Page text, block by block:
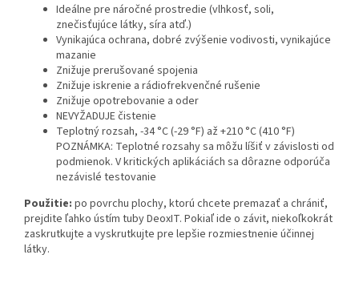
Ideálne pre náročné prostredie (vlhkosť, soli,
znečisťujúce látky, síra atď.)
Vynikajúca ochrana, dobré zvýšenie vodivosti, vynikajúce
mazanie
Znižuje prerušované spojenia
Znižuje iskrenie a rádiofrekvenčné rušenie
Znižuje opotrebovanie a oder
NEVYŽADUJE čistenie
Teplotný rozsah, -34 °C (-29 °F) až +210 °C (410 °F)
POZNÁMKA: Teplotné rozsahy sa môžu líšiť v závislosti od
podmienok. V kritických aplikáciách sa dôrazne odporúča
nezávislé testovanie
Použitie: po povrchu plochy, ktorú chcete premazať a chrániť,
prejdite ľahko ústím tuby DeoxIT. Pokiaľ ide o závit, niekoľkokrát
zaskrutkujte a vyskrutkujte pre lepšie rozmiestnenie účinnej
látky.